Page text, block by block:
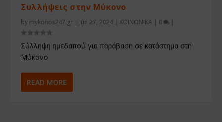
Συλλήψεις στην Μύκονο
by mykonos247.gr | Jun 27, 2024 | ΚΟΙΝΩΝΙΚΑ | 0 |
Σύλληψη ημεδαπού για παράβαση σε κατάστημα στη
Μύκονο
READ MORE